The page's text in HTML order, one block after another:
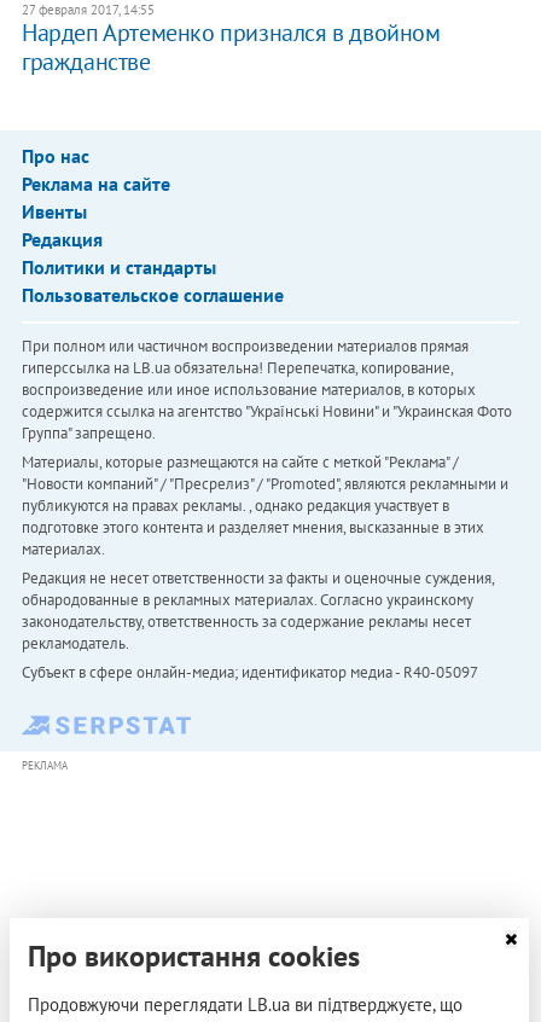
27 февраля 2017, 14:55
Нардеп Артеменко признался в двойном
гражданстве
Про нас
Реклама на сайте
Ивенты
Редакция
Политики и стандарты
Пользовательское соглашение
При полном или частичном воспроизведении материалов прямая
гиперссылка на LB.ua обязательна! Перепечатка, копирование,
воспроизведение или иное использование материалов, в которых
содержится ссылка на агентство "Українськi Новини" и "Украинская Фото
Группа" запрещено.
Материалы, которые размещаются на сайте с меткой "Реклама" /
"Новости компаний" / "Пресрелиз" / "Promoted", являются рекламными и
публикуются на правах рекламы. , однако редакция участвует в
подготовке этого контента и разделяет мнения, высказанные в этих
материалах.
Редакция не несет ответственности за факты и оценочные суждения,
обнародованные в рекламных материалах. Согласно украинскому
законодательству, ответственность за содержание рекламы несет
рекламодатель.
Субъект в сфере онлайн-медиа; идентификатор медиа - R40-05097
РЕКЛАМА
Про використання cookies
Продовжуючи переглядати LB.ua ви підтверджуєте, що